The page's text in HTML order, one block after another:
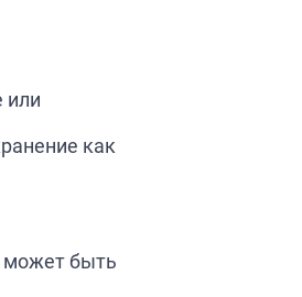
или
как
может быть